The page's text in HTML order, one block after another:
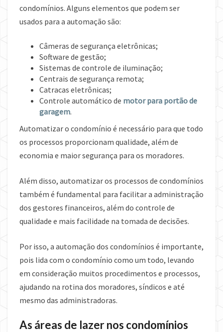
condomínios. Alguns elementos que podem ser
usados para a automação são:
Câmeras de segurança eletrônicas;
Software de gestão;
Sistemas de controle de iluminação;
Centrais de segurança remota;
Catracas eletrônicas;
Controle automático de motor para portão de
garagem.
Automatizar o condomínio é necessário para que todo
os processos proporcionam qualidade, além de
economia e maior segurança para os moradores.
Além disso, automatizar os processos de condomínios
também é fundamental para facilitar a administração
dos gestores financeiros, além do controle de
qualidade e mais facilidade na tomada de decisões.
Por isso, a automação dos condomínios é importante,
pois lida com o condomínio como um todo, levando
em consideração muitos procedimentos e processos,
ajudando na rotina dos moradores, síndicos e até
mesmo das administradoras.
As áreas de lazer nos condomínios